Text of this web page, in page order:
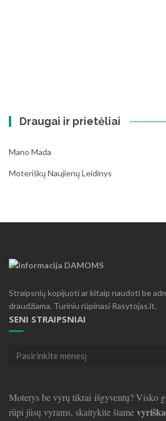
Draugai ir prietėliai
Mano Mada
Moteriškų Naujienų Leidinys
Straipsnių kopijuoti ar kitaip naudoti be
draudžiama. Turiniu rūpinasi Rasytojas.lt.
SENI STRAIPSNIAI
Seni
Moterys be vyrų tikrai išgyventų? Visko
rūpi jūsų vyrams, skaitykite šiame